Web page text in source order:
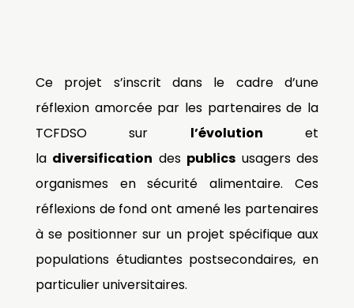
Ce projet s’inscrit dans le cadre d’une
réflexion amorcée par les partenaires de la
TCFDSO sur
l’évolution
et
la diversification des publics usagers des
organismes en sécurité alimentaire. Ces
réflexions de fond ont amené les partenaires
à se positionner sur un projet spécifique aux
populations étudiantes postsecondaires, en
particulier universitaires.